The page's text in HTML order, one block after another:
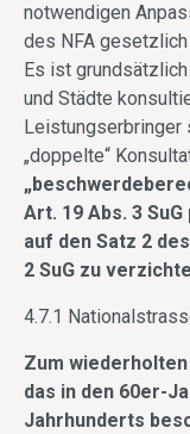
notwendigen
des NFA gesetzlich
Es ist
und Städte
Leistungserbringer
„doppelte“
Art. 19 Abs. 3
auf den Satz 2
2 SuG zu
4.7.1
Zum
das in den 60er-
Jahrhunderts